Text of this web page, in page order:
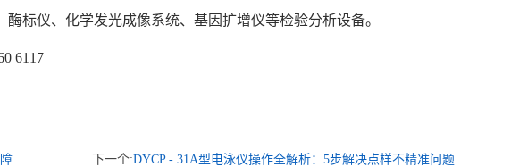
标仪、化学发光成像系统、基因扩增仪等检验分析设备。
6117
下一个:DYCP - 31A型电泳仪操作全解析：5步解决点样不精准问题